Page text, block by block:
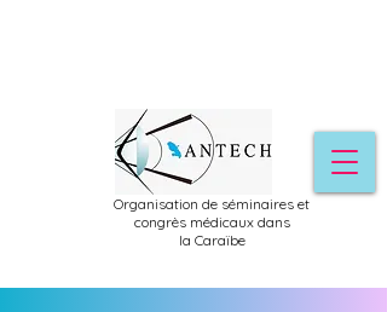
Organisation de séminaires et
congrès médicaux dans
la Caraïbe